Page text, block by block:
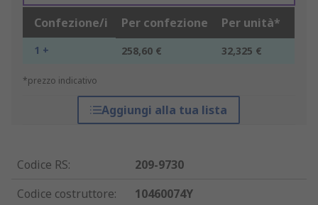
Confezione/i Per confezione Per unità*
1 + 258,60 € 32,325 €
*prezzo indicativo
Aggiungi alla tua lista
Codice RS:
209-9730
Codice costruttore:
10460074Y